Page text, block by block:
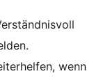
wenn